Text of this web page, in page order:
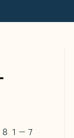
１−７